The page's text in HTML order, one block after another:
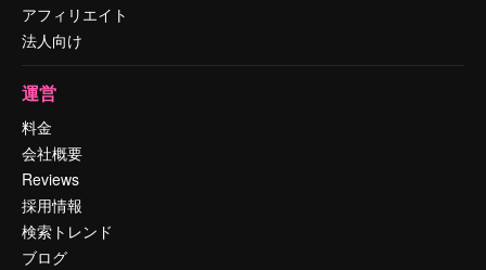
アフィリエイト
法人向け
運営
料金
会社概要
Reviews
採用情報
検索トレンド
ブログ